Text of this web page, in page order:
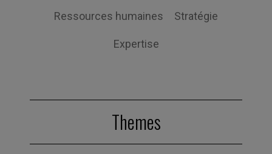
Ressources humaines Stratégie
Expertise
Themes